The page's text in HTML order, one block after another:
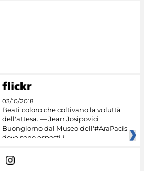
03/10/2018
Beati coloro che coltivano la voluttà
dell'attesa. — Jean Josipovici
Buongiorno dal Museo dell'#AraPacis
dove sono esposti i